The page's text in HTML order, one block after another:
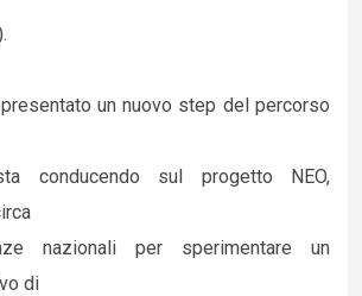
un nuovo step del percorso
conducendo sul progetto NEO,
nazionali per sperimentare un
di